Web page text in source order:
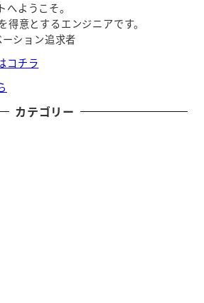
ようこそ。
意とするエンジニアです。
ション追求者
コチラ
カテゴリー